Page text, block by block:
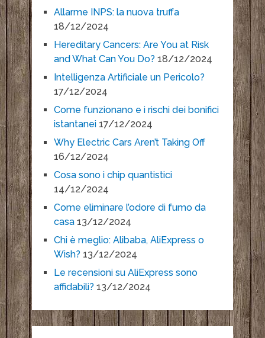
Allarme INPS: la nuova truffa
18/12/2024
Hereditary Cancers: Are You at Risk
and What Can You Do? 18/12/2024
Intelligenza Artificiale un Pericolo?
17/12/2024
Come funzionano e i rischi dei bonifici
istantanei 17/12/2024
Why Electric Cars Aren’t Taking Off
16/12/2024
Cosa sono i chip quantistici
14/12/2024
Come eliminare l’odore di fumo da
casa 13/12/2024
Chi è meglio: Alibaba, AliExpress o
Wish? 13/12/2024
Le recensioni su AliExpress sono
affidabili? 13/12/2024